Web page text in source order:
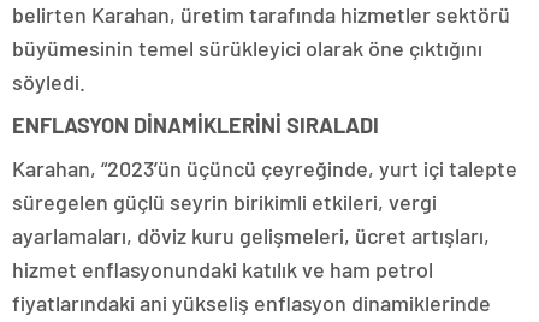
belirten Karahan, üretim tarafında hizmetler sektörü
büyümesinin temel sürükleyici olarak öne çıktığını
söyledi.
ENFLASYON DİNAMİKLERİNİ SIRALADI
Karahan, “2023’ün üçüncü çeyreğinde, yurt içi talepte
süregelen güçlü seyrin birikimli etkileri, vergi
ayarlamaları, döviz kuru gelişmeleri, ücret artışları,
hizmet enflasyonundaki katılık ve ham petrol
fiyatlarındaki ani yükseliş enflasyon dinamiklerinde